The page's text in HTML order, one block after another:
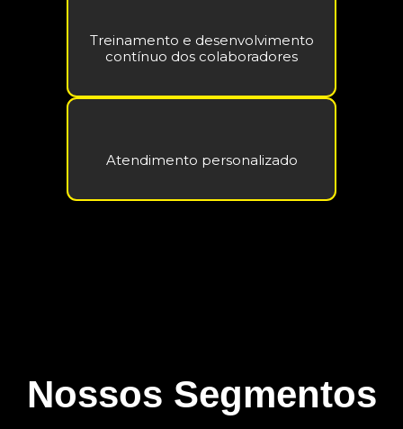
Treinamento e desenvolvimento
contínuo dos colaboradores
Atendimento personalizado
Nossos Segmentos